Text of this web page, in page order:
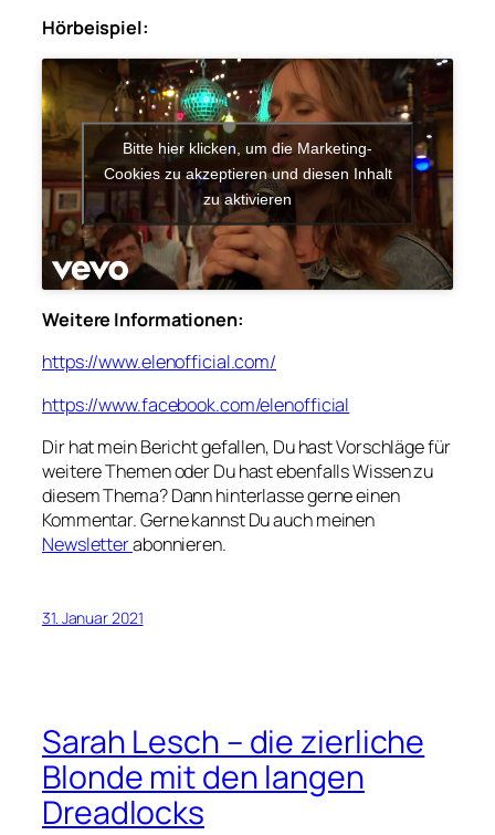
Hörbeispiel:
Bitte hier klicken, um die Marketing-
Cookies zu akzeptieren und diesen Inhalt
zu aktivieren
Weitere Informationen:
https://www.elenofficial.com/
https://www.facebook.com/elenofficial
Dir hat mein Bericht gefallen, Du hast Vorschläge für
weitere Themen oder Du hast ebenfalls Wissen zu
diesem Thema? Dann hinterlasse gerne einen
Kommentar. Gerne kannst Du auch meinen
Newsletterabonnieren.
31. Januar 2021
Sarah Lesch – die zierliche
Blonde mit den langen
Dreadlocks